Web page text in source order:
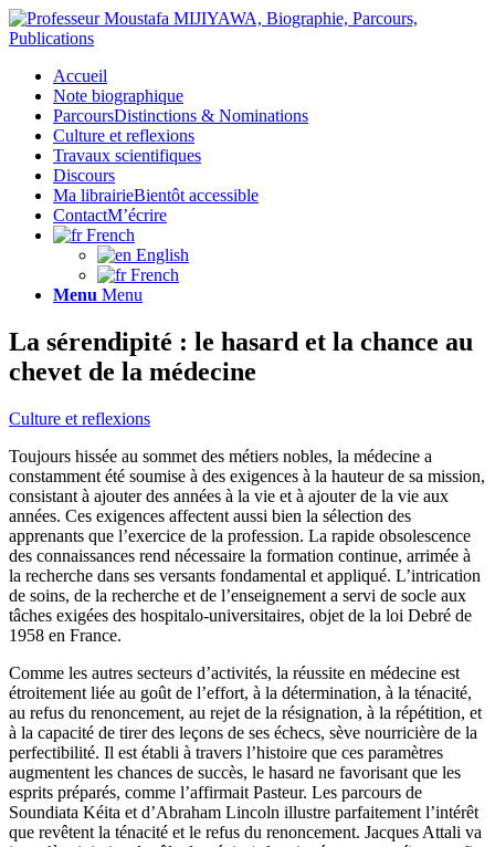
Accueil
Note biographique
ParcoursDistinctions & Nominations
Culture et reflexions
Travaux scientifiques
Discours
Ma librairieBientôt accessible
ContactM’écrire
French
English
French
Menu Menu
La sérendipité : le hasard et la chance au
chevet de la médecine
Culture et reflexions
Toujours hissée au sommet des métiers nobles, la médecine a
constamment été soumise à des exigences à la hauteur de sa mission,
consistant à ajouter des années à la vie et à ajouter de la vie aux
années. Ces exigences affectent aussi bien la sélection des
apprenants que l’exercice de la profession. La rapide obsolescence
des connaissances rend nécessaire la formation continue, arrimée à
la recherche dans ses versants fondamental et appliqué. L’intrication
de soins, de la recherche et de l’enseignement a servi de socle aux
tâches exigées des hospitalo-universitaires, objet de la loi Debré de
1958 en France.
Comme les autres secteurs d’activités, la réussite en médecine est
étroitement liée au goût de l’effort, à la détermination, à la ténacité,
au refus du renoncement, au rejet de la résignation, à la répétition, et
à la capacité de tirer des leçons de ses échecs, sève nourricière de la
perfectibilité. Il est établi à travers l’histoire que ces paramètres
augmentent les chances de succès, le hasard ne favorisant que les
esprits préparés, comme l’affirmait Pasteur. Les parcours de
Soundiata Kéita et d’Abraham Lincoln illustre parfaitement l’intérêt
que revêtent la ténacité et le refus du renoncement. Jacques Attali va